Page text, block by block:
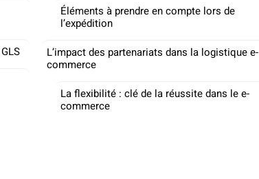
Éléments à prendre en compte lors de
l’expédition
L’impact des partenariats dans la logistique e-
commerce
La flexibilité : clé de la réussite dans le e-
commerce